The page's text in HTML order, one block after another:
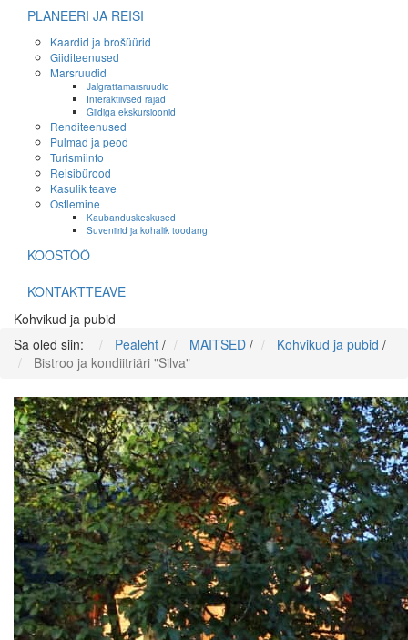
PLANEERI JA REISI
Kaardid ja brošüürid
Giiditeenused
Marsruudid
Jalgrattamarsruudid
Interaktiivsed rajad
Giidiga ekskursioonid
Renditeenused
Pulmad ja peod
Turismiinfo
Reisibürood
Kasulik teave
Ostlemine
Kaubanduskeskused
Suveniirid ja kohalik toodang
KOOSTÖÖ
KONTAKTTEAVE
Kohvikud ja pubid
Sa oled siin:
Pealeht / MAITSED / Kohvikud ja pubid /
Bistroo ja kondiitriäri "Silva"